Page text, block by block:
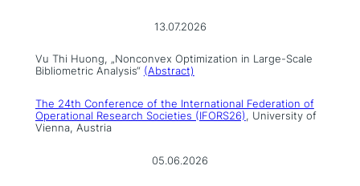
13.07.2026
Vu Thi Huong, „Nonconvex Optimization in Large-Scale
Bibliometric Analysis“ (Abstract)
The 24th Conference of the International Federation of
Operational Research Societies (IFORS26) , University of
Vienna, Austria
05.06.2026